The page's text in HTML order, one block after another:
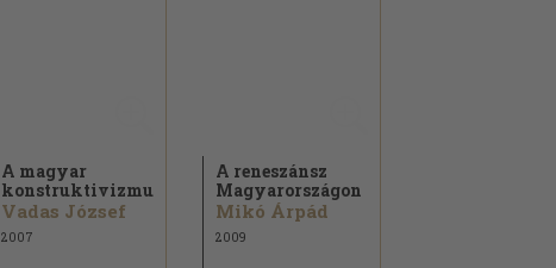
A magyar
konstruktivizmus
Vadas József
2007
A reneszánsz
Magyarországon
Mikó Árpád
2009